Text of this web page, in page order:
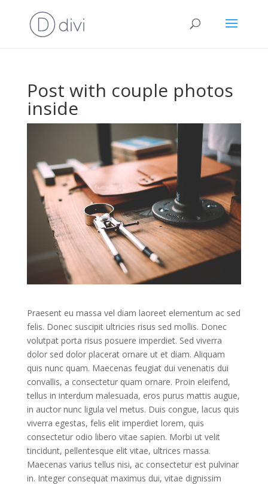
Post with couple photos
inside
Praesent eu massa vel diam laoreet elementum ac sed
felis. Donec suscipit ultricies risus sed mollis. Donec
volutpat porta risus posuere imperdiet. Sed viverra
dolor sed dolor placerat ornare ut et diam. Aliquam
quis nunc quam. Maecenas feugiat dui venenatis dui
convallis, a consectetur quam ornare. Proin eleifend,
tellus in interdum malesuada, eros purus mattis augue,
in auctor nunc ligula vel metus. Duis congue, lacus quis
viverra egestas, felis elit imperdiet lorem, quis
consectetur odio libero vitae sapien. Morbi ut velit
tincidunt, pellentesque elit vitae, ultrices massa.
Maecenas varius tellus nisi, ac consectetur est pulvinar
in. Integer consequat maximus dui, vitae dignissim